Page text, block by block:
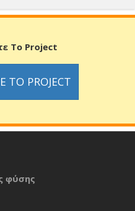
Το Project
ΤΟ PROJECT
φύσης